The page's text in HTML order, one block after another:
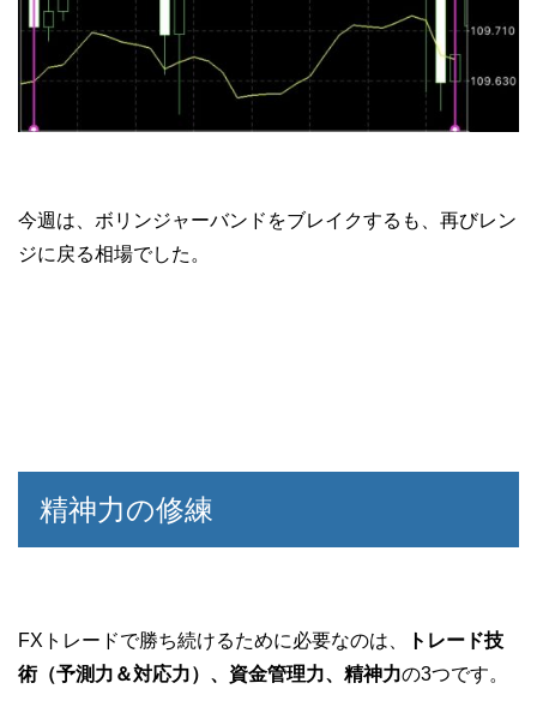
今週は、ボリンジャーバンドをブレイクするも、再びレン
ジに戻る相場でした。
精神力の修練
FXトレードで勝ち続けるために必要なのは、
トレード技
術（予測力＆対応力）、資金管理力、精神力の3つです。